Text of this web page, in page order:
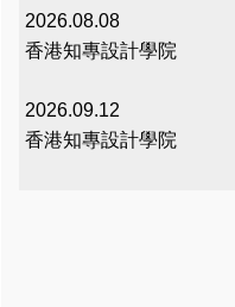
2026.08.08
香港知專設計學院
2026.09.12
香港知專設計學院